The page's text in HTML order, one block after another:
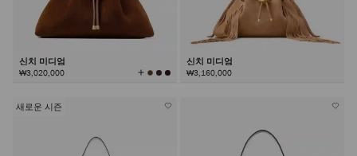
신치 미디엄
₩3,020,000 모
든
신치 미디엄
₩3,160,000
새로운 시즌